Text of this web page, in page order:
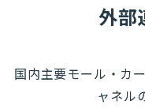
外部
国内主要モール・カ
ャネル